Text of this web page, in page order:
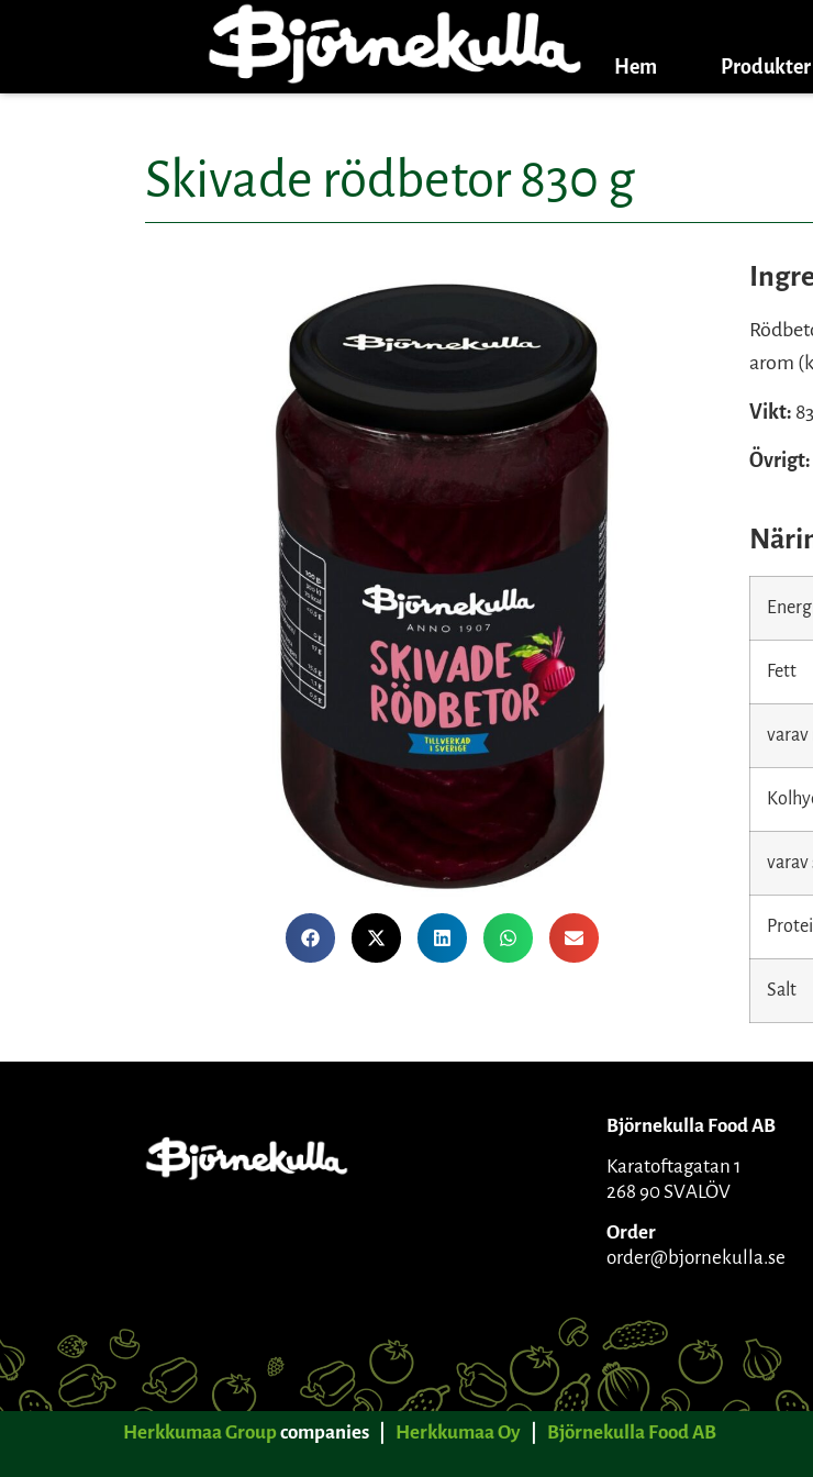
Hem Produkter
Skivade rödbetor 830 g
arom
Vikt:
Övrigt:
Fett
varav
Salt
Björnekulla Food AB
Karatoftagatan 1
268 90 SVALÖV
Order
order@bjornekulla.se
Herkkumaa Groupcompanies | Herkkumaa Oy Björnekulla Food AB